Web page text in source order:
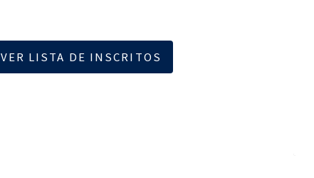
VER LISTA DE INSCRITOS